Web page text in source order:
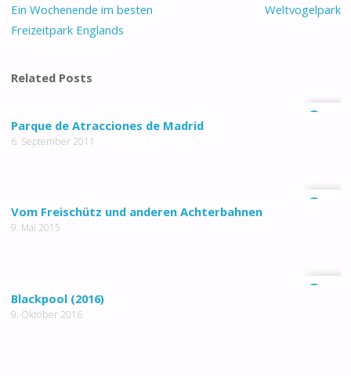
Ein Wochenende im besten
Freizeitpark Englands
Weltvogelpark
Related Posts
Parque de Atracciones de Madrid
6. September 2011
Vom Freischütz und anderen Achterbahnen
9. Mai 2015
Blackpool (2016)
9. Oktober 2016